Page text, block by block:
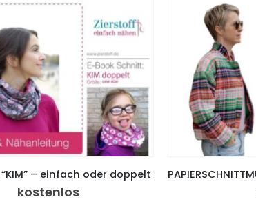
– einfach oder doppelt
kostenlos